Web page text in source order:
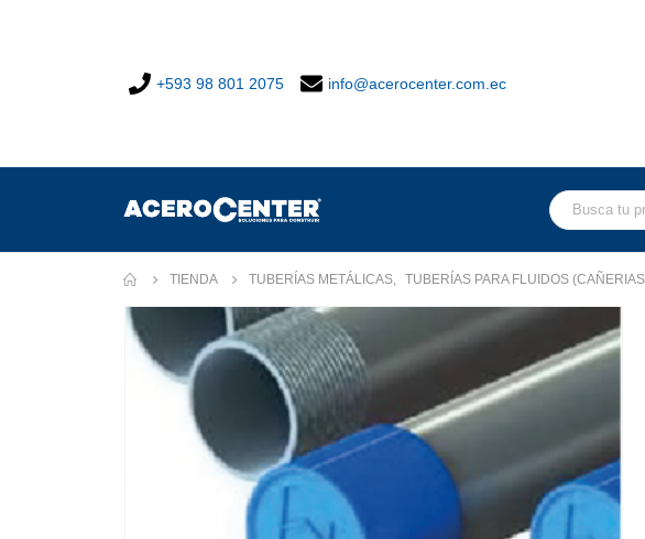
+593 98 801 2075 info@acerocenter.com.ec
TIENDA TUBERÍAS METÁLICAS, TUBERÍAS PARA FLUIDOS